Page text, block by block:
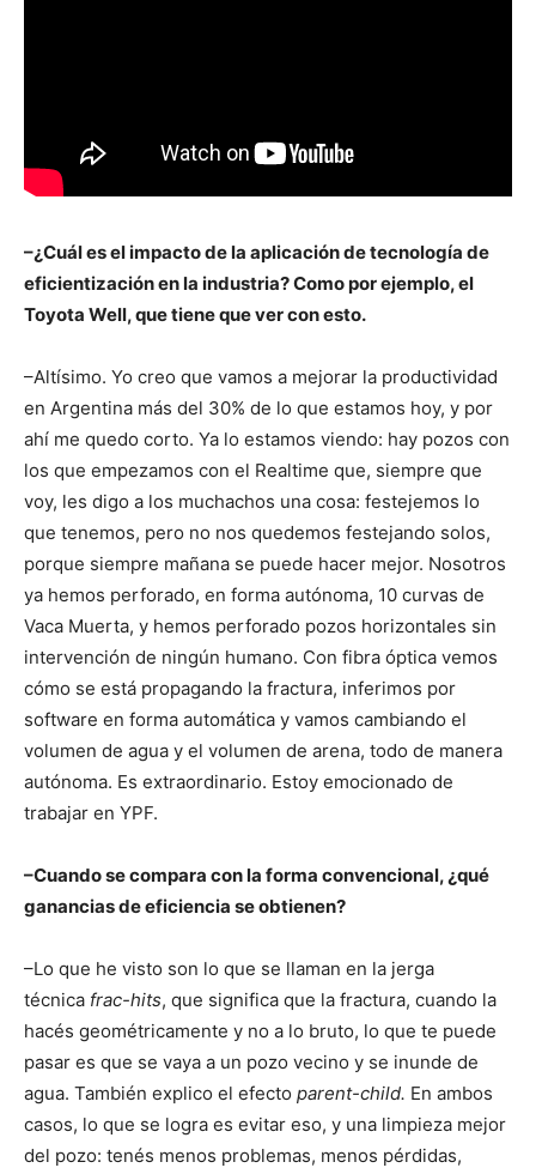
–¿Cuál es el impacto de la aplicación de tecnología de
eficientización en la industria? Como por ejemplo, el
Toyota Well, que tiene que ver con esto.
–Altísimo. Yo creo que vamos a mejorar la productividad
en Argentina más del 30% de lo que estamos hoy, y por
ahí me quedo corto. Ya lo estamos viendo: hay pozos con
los que empezamos con el Realtime que, siempre que
voy, les digo a los muchachos una cosa: festejemos lo
que tenemos, pero no nos quedemos festejando solos,
porque siempre mañana se puede hacer mejor. Nosotros
ya hemos perforado, en forma autónoma, 10 curvas de
Vaca Muerta, y hemos perforado pozos horizontales sin
intervención de ningún humano. Con fibra óptica vemos
cómo se está propagando la fractura, inferimos por
software en forma automática y vamos cambiando el
volumen de agua y el volumen de arena, todo de manera
autónoma. Es extraordinario. Estoy emocionado de
trabajar en YPF.
–Cuando se compara con la forma convencional, ¿qué
ganancias de eficiencia se obtienen?
–Lo que he visto son lo que se llaman en la jerga
técnica frac-hits, que significa que la fractura, cuando la
hacés geométricamente y no a lo bruto, lo que te puede
pasar es que se vaya a un pozo vecino y se inunde de
agua. También explico el efecto parent-child. En ambos
casos, lo que se logra es evitar eso, y una limpieza mejor
del pozo: tenés menos problemas, menos pérdidas,